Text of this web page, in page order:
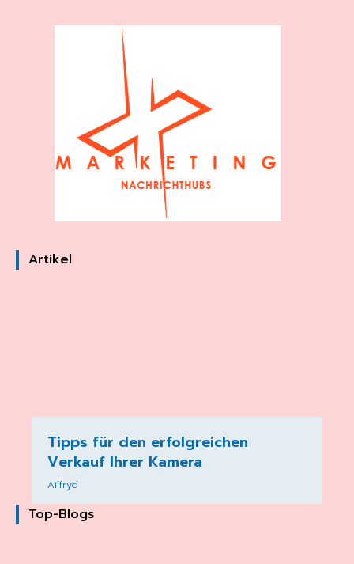
Artikel
Tipps für den erfolgreichen
Verkauf Ihrer Kamera
Ailfryd
Top-Blogs